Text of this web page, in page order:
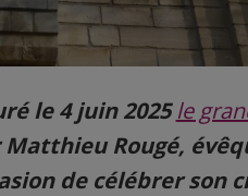
le 4 juin 2025le
Rougé,
de célébrer son